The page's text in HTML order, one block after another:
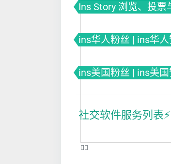
Ins Story 浏览、投
ins华人粉丝 | ins华人
ins美国粉丝 | ins美
社交软件服务列表
❤️‍🔥